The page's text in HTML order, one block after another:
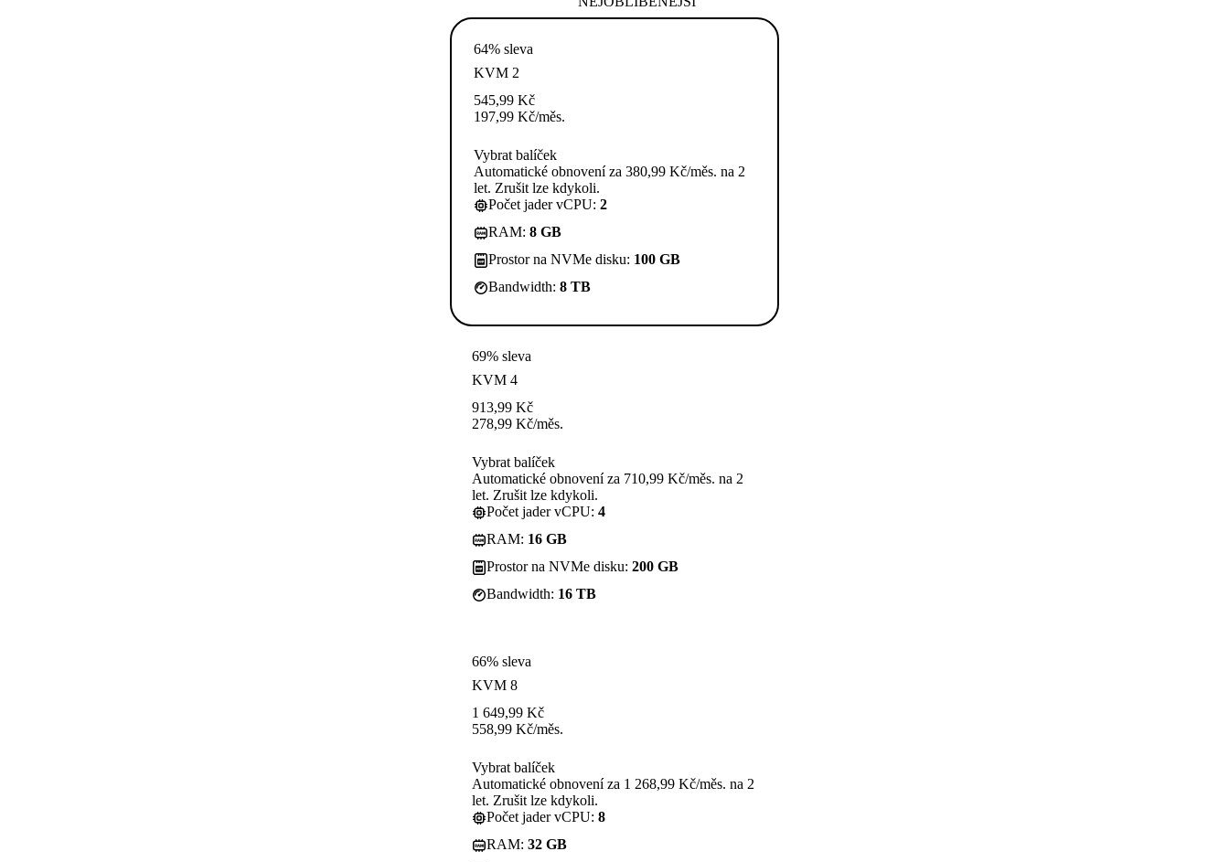
64% sleva
KVM 2
545,99 Kč
197,99 Kč/měs.
Vybrat balíček
Automatické obnovení za 380,99 Kč/měs. na 2
let. Zrušit lze kdykoli.
Počet jader vCPU: 2
RAM: 8 GB
Prostor na NVMe disku: 100 GB
Bandwidth: 8 TB
69% sleva
KVM 4
913,99 Kč
278,99 Kč/měs.
Vybrat balíček
Automatické obnovení za 710,99 Kč/měs. na 2
let. Zrušit lze kdykoli.
Počet jader vCPU: 4
RAM: 16 GB
Prostor na NVMe disku: 200 GB
Bandwidth: 16 TB
66% sleva
KVM 8
1 649,99 Kč
558,99 Kč/měs.
Vybrat balíček
Automatické obnovení za 1 268,99 Kč/měs. na 2
let. Zrušit lze kdykoli.
Počet jader vCPU: 8
RAM: 32 GB